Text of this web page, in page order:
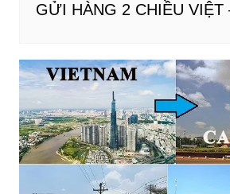
GỬI HÀNG 2 CHIỀU VIỆT